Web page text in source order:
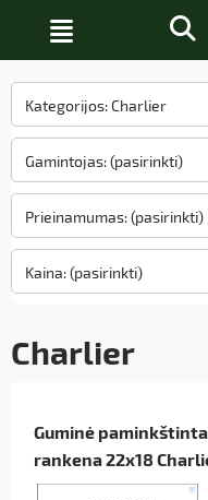
Kategorijos: Charlier
Gamintojas: (pasirinkti)
Prieinamumas: (pasirinkti)
Kaina: (pasirinkti)
Charlier
Guminė
rankena 22x18